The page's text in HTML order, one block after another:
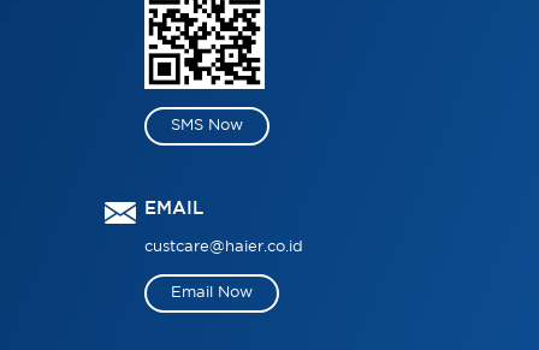
SMS Now
EMAIL
custcare@haier.co.id
Email Now